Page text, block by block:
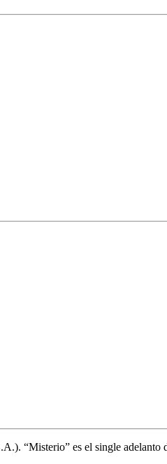
“Misterio” es el single adelanto